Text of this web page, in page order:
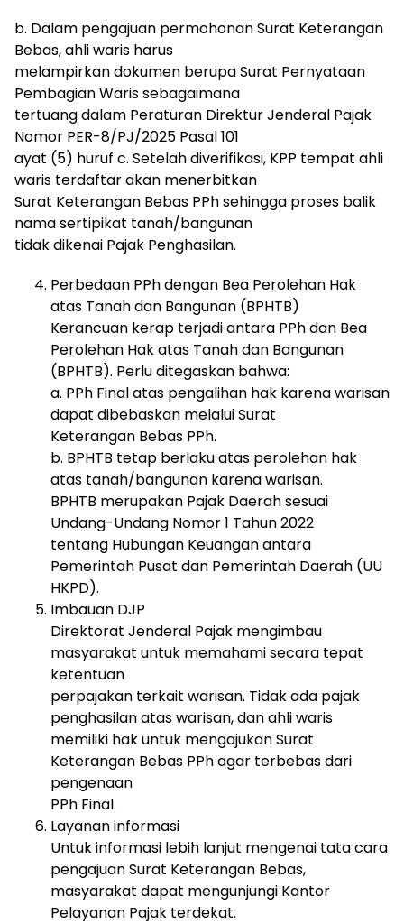
b. Dalam pengajuan permohonan Surat Keterangan
Bebas, ahli waris harus
melampirkan dokumen berupa Surat Pernyataan
Pembagian Waris sebagaimana
tertuang dalam Peraturan Direktur Jenderal Pajak
Nomor PER-8/PJ/2025 Pasal 101
ayat (5) huruf c. Setelah diverifikasi, KPP tempat ahli
waris terdaftar akan menerbitkan
Surat Keterangan Bebas PPh sehingga proses balik
nama sertipikat tanah/bangunan
tidak dikenai Pajak Penghasilan.
Perbedaan PPh dengan Bea Perolehan Hak
atas Tanah dan Bangunan (BPHTB)
Kerancuan kerap terjadi antara PPh dan Bea
Perolehan Hak atas Tanah dan Bangunan
(BPHTB). Perlu ditegaskan bahwa:
a. PPh Final atas pengalihan hak karena warisan
dapat dibebaskan melalui Surat
Keterangan Bebas PPh.
b. BPHTB tetap berlaku atas perolehan hak
atas tanah/bangunan karena warisan.
BPHTB merupakan Pajak Daerah sesuai
Undang-Undang Nomor 1 Tahun 2022
tentang Hubungan Keuangan antara
Pemerintah Pusat dan Pemerintah Daerah (UU
HKPD).
Imbauan DJP
Direktorat Jenderal Pajak mengimbau
masyarakat untuk memahami secara tepat
ketentuan
perpajakan terkait warisan. Tidak ada pajak
penghasilan atas warisan, dan ahli waris
memiliki hak untuk mengajukan Surat
Keterangan Bebas PPh agar terbebas dari
pengenaan
PPh Final.
Layanan informasi
Untuk informasi lebih lanjut mengenai tata cara
pengajuan Surat Keterangan Bebas,
masyarakat dapat mengunjungi Kantor
Pelayanan Pajak terdekat.